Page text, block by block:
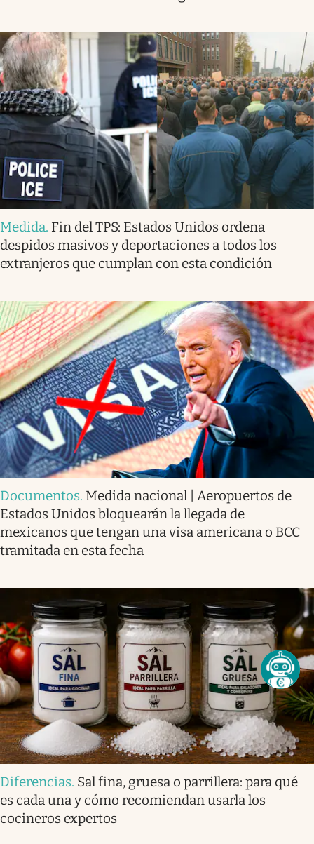
Medida. Fin del TPS: Estados Unidos ordena
despidos masivos y deportaciones a todos los
extranjeros que cumplan con esta condición
Documentos. Medida nacional | Aeropuertos de
Estados Unidos bloquearán la llegada de
mexicanos que tengan una visa americana o BCC
tramitada en esta fecha
Diferencias. Sal fina, gruesa o parrillera: para qué
es cada una y cómo recomiendan usarla los
cocineros expertos